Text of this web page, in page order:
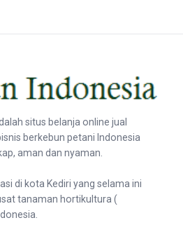
situs belanja online jual
berkebun petani Indonesia
aman dan nyaman.
di kota Kediri yang selama ini
tanaman hortikultura (